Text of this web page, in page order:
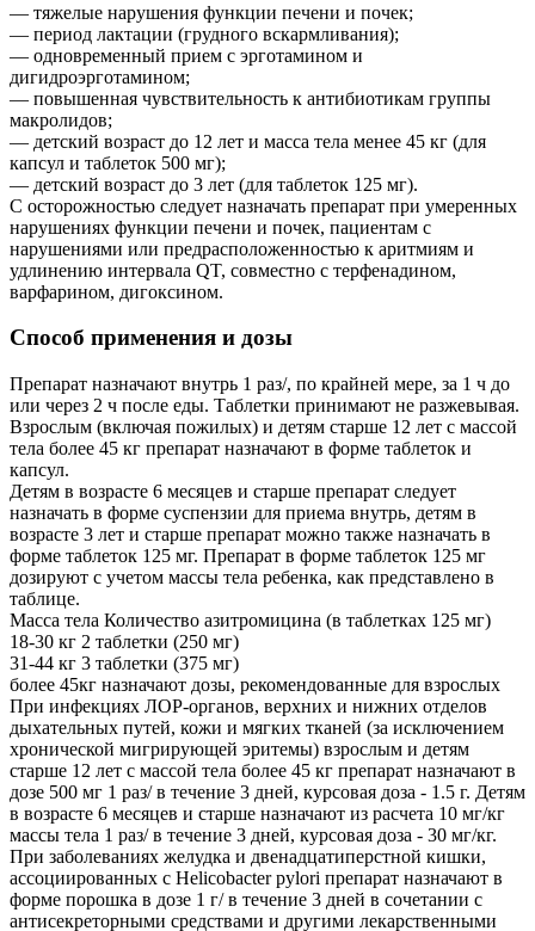
— тяжелые нарушения функции печени и почек;
— период лактации (грудного вскармливания);
— одновременный прием с эрготамином и
дигидроэрготамином;
— повышенная чувствительность к антибиотикам группы
макролидов;
— детский возраст до 12 лет и масса тела менее 45 кг (для
капсул и таблеток 500 мг);
— детский возраст до 3 лет (для таблеток 125 мг).
С осторожностью следует назначать препарат при умеренных
нарушениях функции печени и почек, пациентам с
нарушениями или предрасположенностью к аритмиям и
удлинению интервала QT, совместно с терфенадином,
варфарином, дигоксином.
Способ применения и дозы
Препарат назначают внутрь 1 раз/, по крайней мере, за 1 ч до
или через 2 ч после еды. Таблетки принимают не разжевывая.
Взрослым (включая пожилых) и детям старше 12 лет с массой
тела более 45 кг препарат назначают в форме таблеток и
капсул.
Детям в возрасте 6 месяцев и старше препарат следует
назначать в форме суспензии для приема внутрь, детям в
возрасте 3 лет и старше препарат можно также назначать в
форме таблеток 125 мг. Препарат в форме таблеток 125 мг
дозируют с учетом массы тела ребенка, как представлено в
таблице.
Масса тела Количество азитромицина (в таблетках 125 мг)
18-30 кг 2 таблетки (250 мг)
31-44 кг 3 таблетки (375 мг)
более 45кг назначают дозы, рекомендованные для взрослых
При инфекциях ЛОР-органов, верхних и нижних отделов
дыхательных путей, кожи и мягких тканей (за исключением
хронической мигрирующей эритемы) взрослым и детям
старше 12 лет с массой тела более 45 кг препарат назначают в
дозе 500 мг 1 раз/ в течение 3 дней, курсовая доза - 1.5 г. Детям
в возрасте 6 месяцев и старше назначают из расчета 10 мг/кг
массы тела 1 раз/ в течение 3 дней, курсовая доза - 30 мг/кг.
При заболеваниях желудка и двенадцатиперстной кишки,
ассоциированных с Helicobacter pylori препарат назначают в
форме порошка в дозе 1 г/ в течение 3 дней в сочетании с
антисекреторными средствами и другими лекарственными